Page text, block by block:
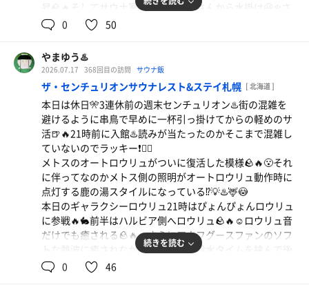
焼鳥（豚キムチ巻き・鳥おび山わさび）
サウナで良い汗をかいたら美味しい焼鳥とタイムセー
ルのハイボール🍺🉐😆乾いた喉にハイボールが染み渡
昇🪨🔥そしてサウナ室から出て井上さんから水掛け😆❄️さ
らに追加ロウリュして大きなタオルで豪快熱波🔥😆そして
を開けてメトス側へたっぷり6杯ロウリュして古い空気を
押し出し🪨🔥☺️💦室内は熱々🔥たっぷり発汗したところで
またサウナ室から出て水掛け❄️井上式温冷浴は体に無理な
く入れるのが特徴🔥☺️そして最後はロウリュからの豪快ア
ウフグース🔥🐦‍🔥札幌の夜空にパネッパコール🔥そして鳳
凰が宙を舞う🐦‍🔥🔥🔥30分のロングラン熱波もあっという間
に終了❗️🔥😆今回も井上さんの世界に魅了🔥☺️✨
本日の水風呂は7.7℃と16.4℃❄️😆格別の冷たさ❄️😆
1時間の短時間サウナで今日も最高の整い☺️✨たっぷりと
汗をかいて串鳥でハイボール三昧🍺😋この瞬間が1番たま
らない❗️🍺😆
0 50
やまゆう♨️
2026.07.17 368回目の訪問 サウナ飯
ザ・センチュリオンサウナレスト&ステイ札幌 [ 北海道 ]
本日は休日🎌3連休前の週末センチュリオン♨️街の混雑を
避けるように串鳥で早めに一杯引っ掛けてからの軽めのサ
活🍺🔥21時前に入館♨️読みが当たったのかそこまで混雑し
ていないのでラッキー❗️✌🏻
メトスのオートロウリュがついに復活した模様🪨🔥😮それ
に伴ってなのかメトス側の照明がオートロウリュ動作時に
点灯する鹿の湯スタイルになっている⁉️💡♨️🦌😳
本日のギャラクシーロウリュ21時はぴょんぴょんロウリュ
に参戦🔥🐇前半はハルビア側へロウリュ🪨🔥☺️ロウリュ音
だけでも癒される🪨🔥☺️さらにアウフグースファンのソフ
トな熱波に癒されながら発汗🔥☺️💦給水タイムを挟んで後
半もハルビア側へロウリュ🪨🔥今度は団扇での熱波🔥アウ
続きを読む
0 46